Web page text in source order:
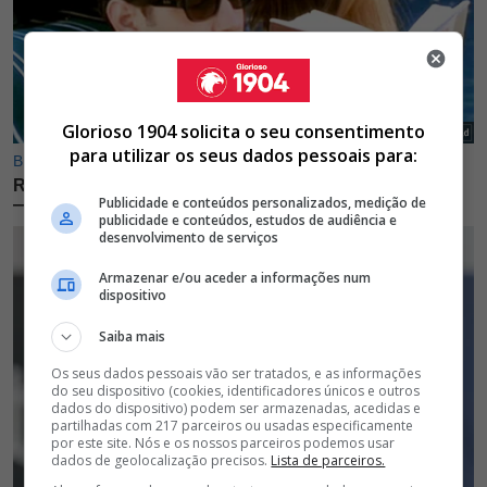
Glorioso 1904 solicita o seu consentimento
para utilizar os seus dados pessoais para:
Publicidade e conteúdos personalizados, medição de
publicidade e conteúdos, estudos de audiência e
desenvolvimento de serviços
Armazenar e/ou aceder a informações num
dispositivo
Saiba mais
Os seus dados pessoais vão ser tratados, e as informações
do seu dispositivo (cookies, identificadores únicos e outros
dados do dispositivo) podem ser armazenadas, acedidas e
partilhadas com 217 parceiros ou usadas especificamente
por este site. Nós e os nossos parceiros podemos usar
dados de geolocalização precisos. Lista de parceiros.